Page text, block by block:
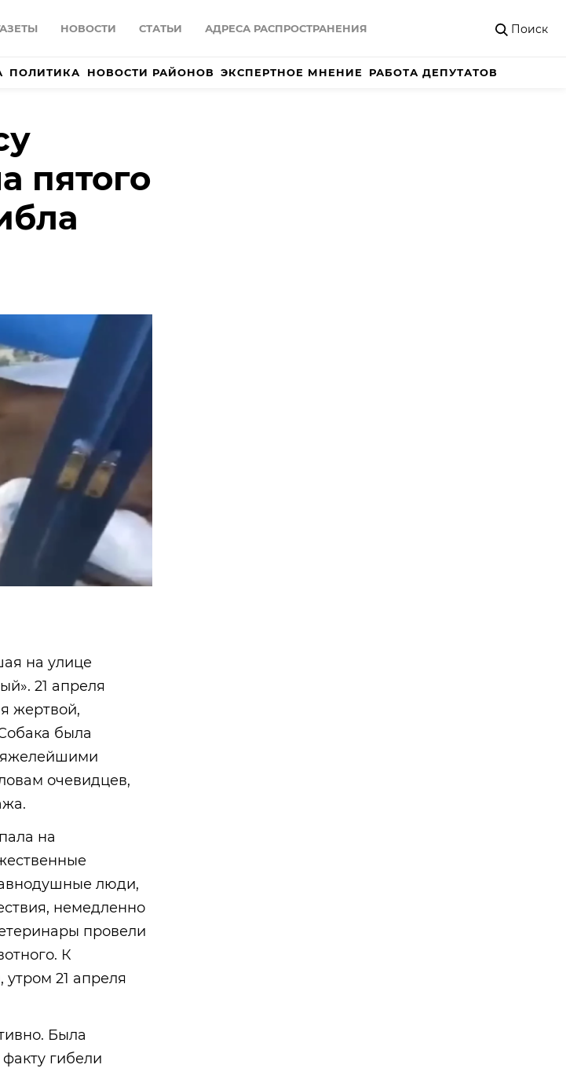
НОВОСТИ СТАТЬИ АДРЕСА РАСПРОСТРАНЕНИЯ Поиск
ПОЛИТИКА НОВОСТИ РАЙОНОВ ЭКСПЕРТНОЕ МНЕНИЕ РАБОТА ДЕПУТАТОВ
пятого
на улице
21 апреля
жертвой,
была
очевидцев,
на
люди,
немедленно
провели
К
21 апреля
Была
гибели